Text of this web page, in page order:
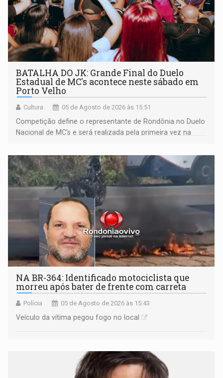
BATALHA DO JK: Grande Final do Duelo
Estadual de MC's acontece neste sábado em
Porto Velho
Cultura 05 de Agosto de 2026 às 15:51
Competição define o representante de Rondônia no Duelo
Nacional de MC's e será realizada pela primeira vez na
NA BR-364: Identificado motociclista que
morreu após bater de frente com carreta
Polícia 05 de Agosto de 2026 às 15:43
Veículo da vítima pegou fogo no local